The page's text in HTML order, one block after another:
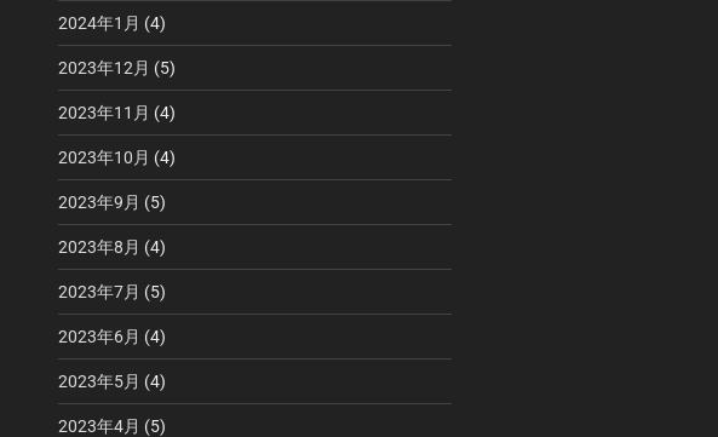
2024年1月 (4)
2023年12月 (5)
2023年11月 (4)
2023年10月 (4)
2023年9月 (5)
2023年8月 (4)
2023年7月 (5)
2023年6月 (4)
2023年5月 (4)
2023年4月 (5)